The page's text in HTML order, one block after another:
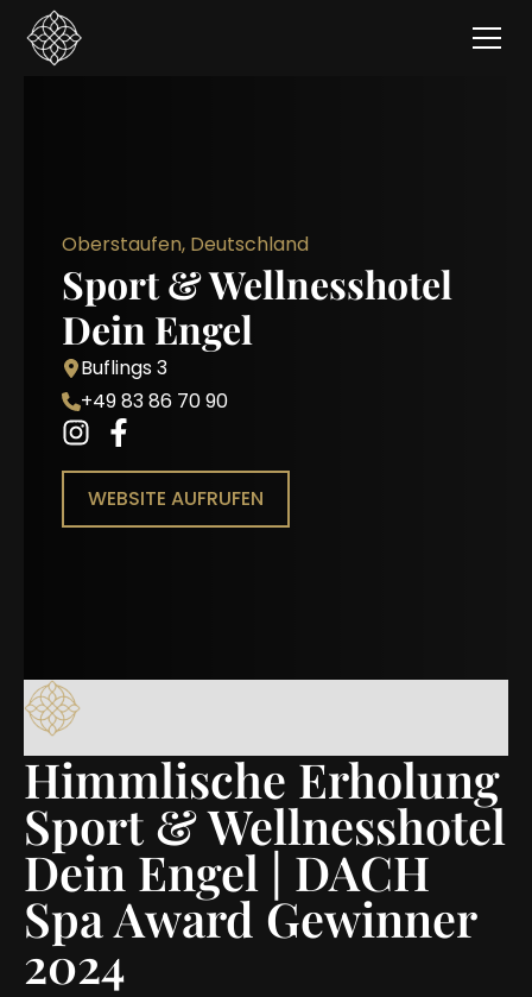
Oberstaufen, Deutschland
Sport & Wellnesshotel
Dein Engel
Buflings 3
+49 83 86 70 90
WEBSITE AUFRUFEN
Himmlische Erholung
Sport & Wellnesshotel
Dein Engel | DACH
Spa Award Gewinner
2024